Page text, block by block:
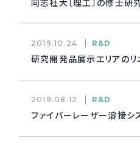
同志社大〔理工〕の修士研
2019.10.24 R&D
研究開発品展示エリアのリ
2019.08.12 R&D
ファイバーレーザー溶接シ